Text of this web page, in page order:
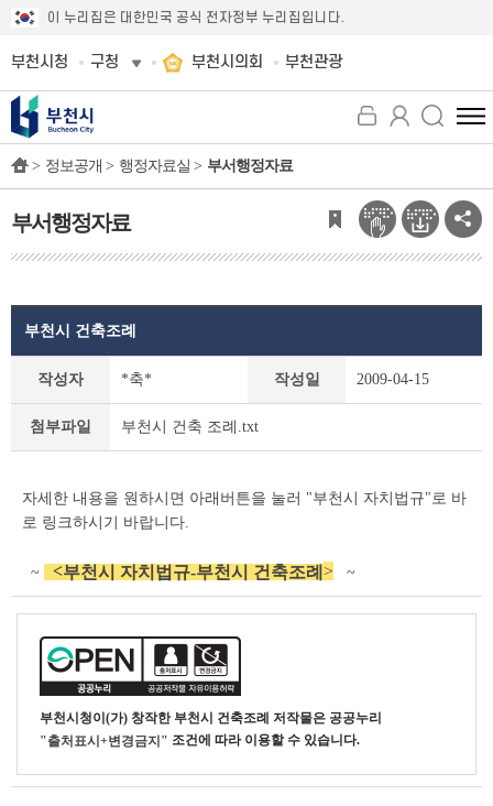
이 누리집은 대한민국 공식 전자정부 누리집입니다.
부천시청 구청 부천시의회 부천관광
전
체
뉴
보
기
> 정보공개 > 행정자료실 > 부서행정자료
부서행정자료
자
상
세
이
부천시 건축조례
작성자 *축* 작성일 2009-04-15
첨부파일 부천시 건축 조례.txt
자세한 내용을 원하시면 아래버튼을 눌러 "부천시 자치법규"로 바
로 링크하시기 바랍니다.
~ <부천시 자치법규-부천시 건축조례 > ~
부천시청이(가) 창작한 부천시 건축조례 저작물은 공공누리
"출처표시+변경금지" 조건에 따라 이용할 수 있습니다.